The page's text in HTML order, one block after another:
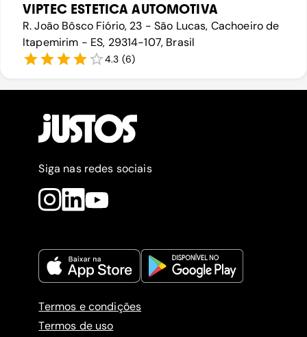
VIPTEC ESTETICA AUTOMOTIVA
R. João Bôsco Fiório, 23 - São Lucas, Cachoeiro de
Itapemirim - ES, 29314-107, Brasil
4.3 (6)
Siga nas redes sociais
Termos e condições
Termos de uso